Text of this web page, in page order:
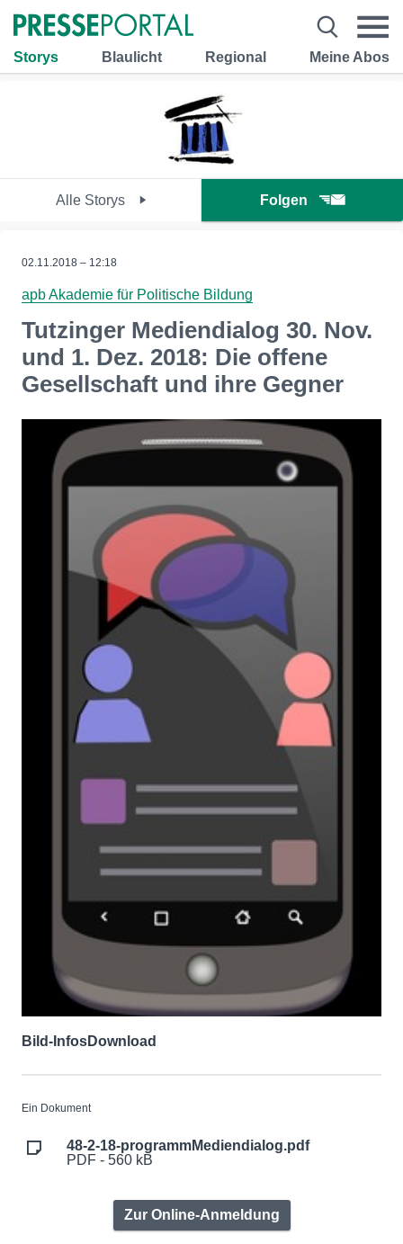
Storys Blaulicht Regional Meine Abos
Alle Storys Folgen
02.11.2018 – 12:18
apb Akademie für Politische Bildung
Tutzinger Mediendialog 30. Nov.
und 1. Dez. 2018: Die offene
Gesellschaft und ihre Gegner
Bild-InfosDownload
Ein Dokument
48-2-18-programmMediendialog.pdf
PDF - 560 kB
Zur Online-Anmeldung